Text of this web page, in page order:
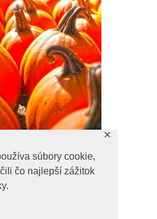
súbory cookie,
čo najlepší zážitok
✕